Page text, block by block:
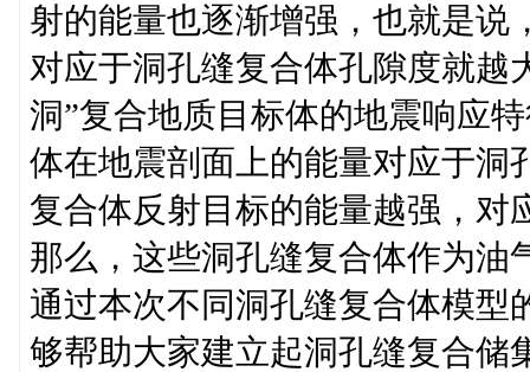
射的能量也逐渐增强，也就是说
对应于洞孔缝复合体孔隙度就越
洞”复合地质目标体的地震响应
体在地震剖面上的能量对应于洞
复合体反射目标的能量越强，对
那么，这些洞孔缝复合体作为油
通过本次不同洞孔缝复合体模型
够帮助大家建立起洞孔缝复合储